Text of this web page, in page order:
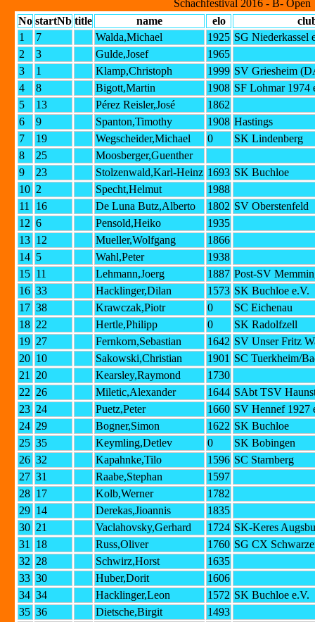
Schachfestival 2016 - B- Open
No startNb title name elo
1
7 Walda,Michael 1925 SG Niederkassel
2
3 Gulde,Josef
1965
3
1 Klamp,Christoph 1999 SV Griesheim
4
8 Bigott,Martin 1908 SF Lohmar 1974
5
13 Pérez Reisler,José
1862
6
9 Spanton,Timothy 1908 Hastings
7
19 Wegscheider,Michael 0
SK Lindenberg
8
25
Moosberger,Guenther
9
23 Stolzenwald,Karl-Heinz 1693 SK Buchloe
10 2 Specht,Helmut
1988
11
16 De Luna Butz,Alberto 1802 SV Oberstenfeld
12 6 Pensold,Heiko
1935
13 12 Mueller,Wolfgang
1866
14 5 Wahl,Peter
1938
15 11 Lehmann,Joerg 1887 Post-SV
16 33 Hacklinger,Dilan 1573 SK Buchloe e.V.
17 38 Krawczak,Piotr 0
SC Eichenau
18 22 Hertle,Philipp 0
SK Radolfzell
19 27 Fernkorn,Sebastian 1642 SV Unser Fritz
20 10 Sakowski,Christian 1901 SC Tuerkheim/
21
20 Kearsley,Raymond
1730
22 26 Miletic,Alexander 1644 SAbt TSV
23 24 Puetz,Peter 1660 SV Hennef 1927
24 29 Bogner,Simon 1622 SK Buchloe
25 35 Keymling,Detlev 0
SK Bobingen
26 32 Kapahnke,Tilo 1596 SC Starnberg
27 31 Raabe,Stephan
1597
28 17 Kolb,Werner
1782
29 14 Derekas,Jioannis
1835
30 21 Vaclahovsky,Gerhard 1724 SK-Keres
31
18 Russ,Oliver 1760 SG CX
32 28 Schwirz,Horst
1635
33 30 Huber,Dorit
1606
34 34 Hacklinger,Leon 1572 SK Buchloe e.V.
35 36 Dietsche,Birgit
1493